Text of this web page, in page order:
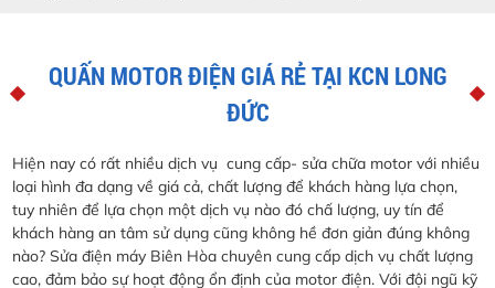
QUẤN MOTOR ĐIỆN GIÁ RẺ TẠI KCN LONG
ĐỨC
Hiện nay có rất nhiều dịch vụ cung cấp- sửa chữa motor với nhiều
loại hình đa dạng về giá cả, chất lượng để khách hàng lựa chọn,
tuy nhiên để lựa chọn một dịch vụ nào đó chấ lượng, uy tín để
khách hàng an tâm sử dụng cũng không hề đơn giản đúng không
nào? Sửa điện máy Biên Hòa chuyên cung cấp dịch vụ chất lượng
cao, đảm bảo sự hoạt động ổn định của motor điện. Với đội ngũ kỹ